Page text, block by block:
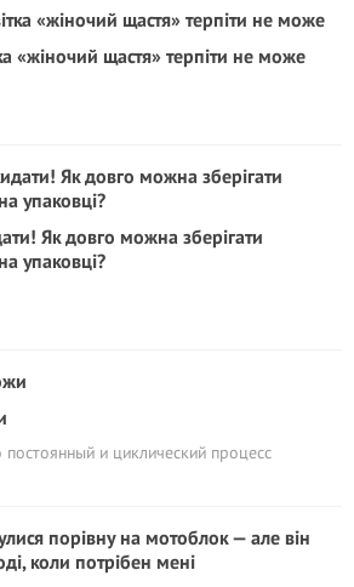
«жіночий щастя» терпіти не може
Як довго можна зберігати
упаковці?
и циклический процесс